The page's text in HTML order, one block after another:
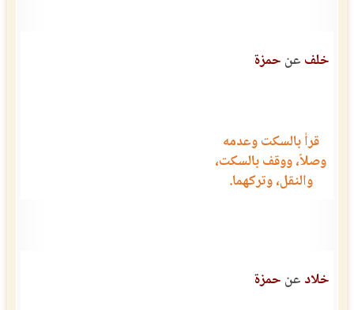
خلف عن حمزة
قرأ بالسكت وعدمه
وصلاً، ووقف بالسكت،
والنقل، وتركهما.
خلاد عن حمزة